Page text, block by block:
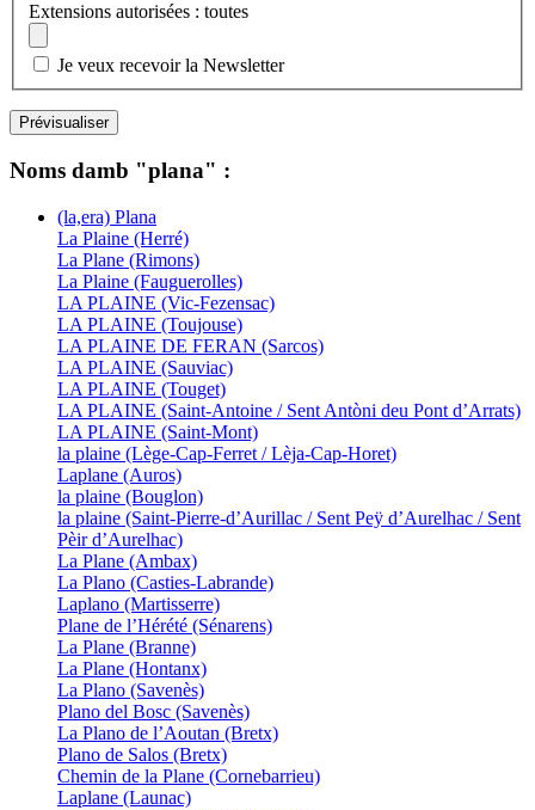
Extensions autorisées : toutes
Je veux recevoir la Newsletter
Noms damb "plana" :
(la,era) Plana
La Plaine (Herré)
La Plane (Rimons)
La Plaine (Fauguerolles)
LA PLAINE (Vic-Fezensac)
LA PLAINE (Toujouse)
LA PLAINE DE FERAN (Sarcos)
LA PLAINE (Sauviac)
LA PLAINE (Touget)
LA PLAINE (Saint-Antoine / Sent Antòni deu Pont d’Arrats)
LA PLAINE (Saint-Mont)
la plaine (Lège-Cap-Ferret / Lèja-Cap-Horet)
Laplane (Auros)
la plaine (Bouglon)
la plaine (Saint-Pierre-d’Aurillac / Sent Peÿ d’Aurelhac / Sent
Pèir d’Aurelhac)
La Plane (Ambax)
La Plano (Casties-Labrande)
Laplano (Martisserre)
Plane de l’Hérété (Sénarens)
La Plane (Branne)
La Plane (Hontanx)
La Plano (Savenès)
Plano del Bosc (Savenès)
La Plano de l’Aoutan (Bretx)
Plano de Salos (Bretx)
Chemin de la Plane (Cornebarrieu)
Laplane (Launac)